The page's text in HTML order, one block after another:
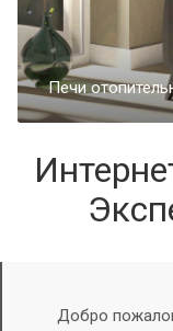
Печи
Добро